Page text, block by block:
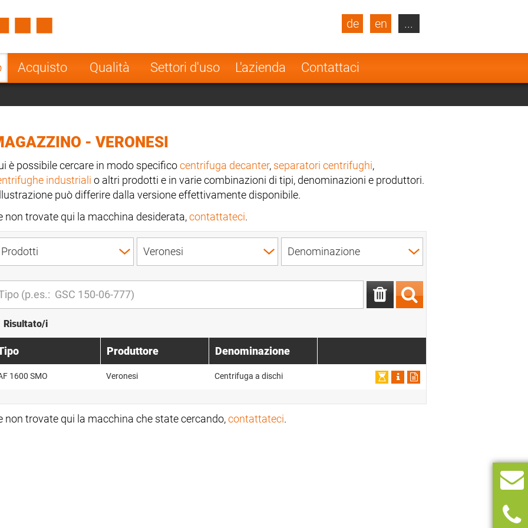
Acquisto Qualità Settori d'uso L'azienda Contattaci
de en
Turkey
Poland Norway
Netherlands
...
- VERONESI
è possibile cercare in modo specificocentrifuga decanter, separatori centrifughi,
industriali o altri prodotti e in varie combinazioni di tipi, denominazioni e produttori.
può differire dalla versione effettivamente disponibile.
non trovate qui la macchina desiderata,contattateci.
Risultato/i
Produttore Denominazione
1600 SMO Veronesi Centrifuga a dischi
non trovate qui la macchina che state cercando,contattateci.